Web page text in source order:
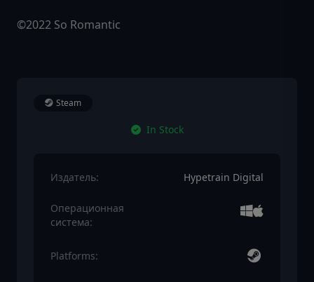
©2022 So Romantic
Steam
In Stock
Издатель: Hypetrain Digital
Операционная
система:
Platforms: